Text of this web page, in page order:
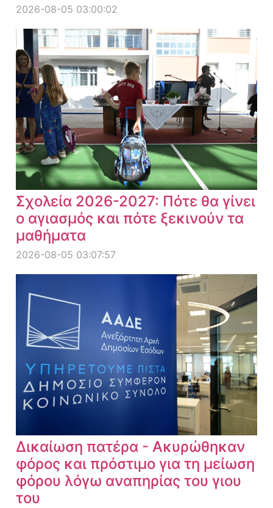
2026-08-05 03:00:02
Σχολεία 2026-2027: Πότε θα γίνει
ο αγιασμός και πότε ξεκινούν τα
μαθήματα
2026-08-05 03:07:57
Δικαίωση πατέρα - Ακυρώθηκαν
φόρος και πρόστιμο για τη μείωση
φόρου λόγω αναπηρίας του γιου
του